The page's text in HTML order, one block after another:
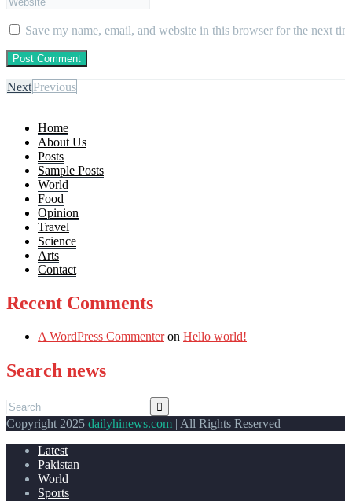
Save my name, email, and website in this browser for the next
NextPrevious
Home
About Us
Posts
Sample Posts
World
Food
Opinion
Travel
Science
Arts
Contact
Recent Comments
A WordPress Commenteron Hello world!
Search news
Copyright 2025 dailyhinews.com | All Rights Reserved
Latest
Pakistan
World
Sports